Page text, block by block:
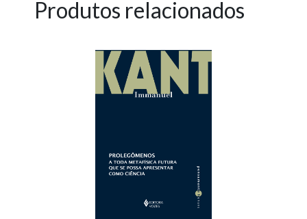
Produtos relacionados